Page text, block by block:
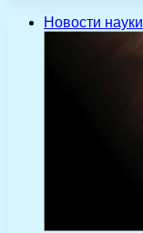
Новости науки